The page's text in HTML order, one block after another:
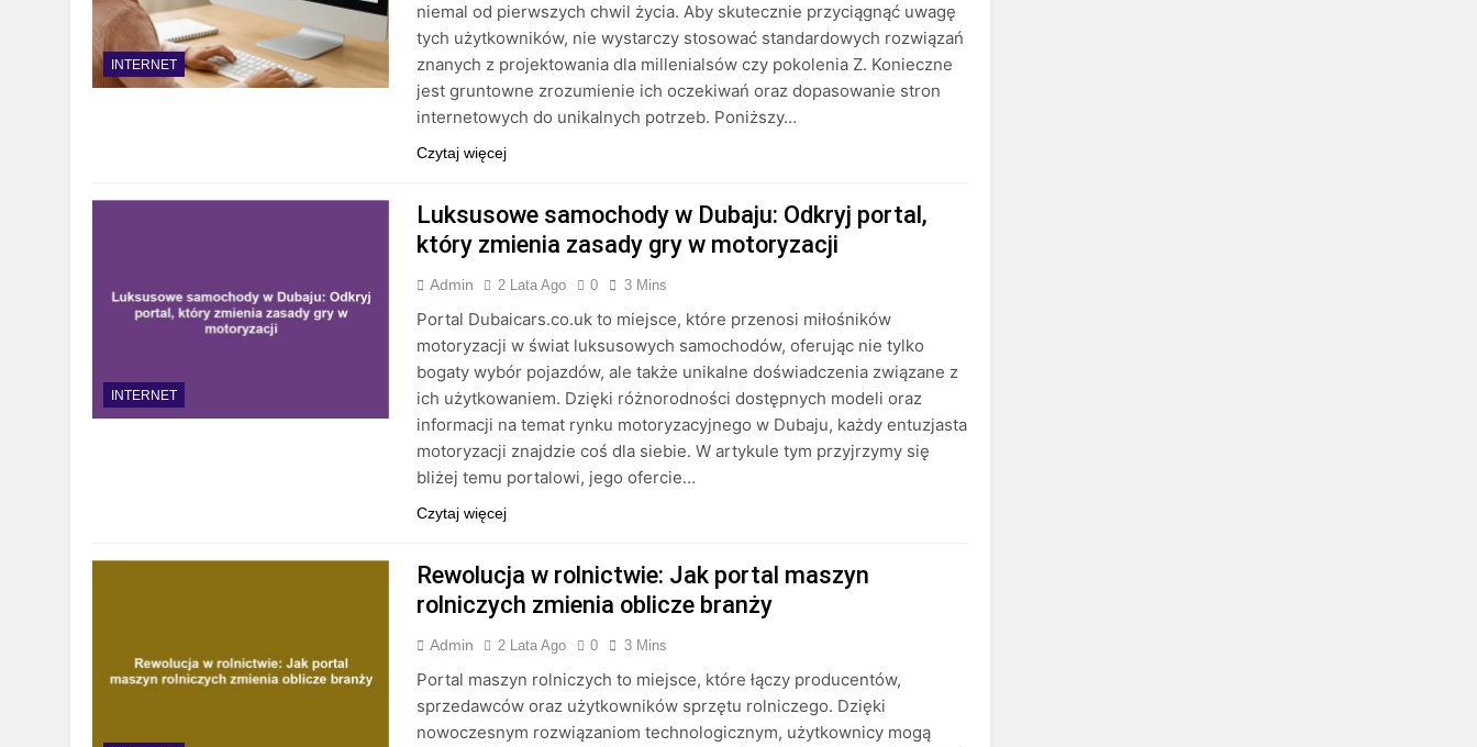
INTERNET
niemal od pierwszych chwil życia. Aby skutecznie przyciągnąć uwagę
tych użytkowników, nie wystarczy stosować standardowych rozwiązań
znanych z projektowania dla millenialsów czy pokolenia Z. Konieczne
jest gruntowne zrozumienie ich oczekiwań oraz dopasowanie stron
internetowych do unikalnych potrzeb. Poniższy…
Czytaj więcej
INTERNET
Luksusowe samochody w Dubaju: Odkryj portal,
który zmienia zasady gry w motoryzacji
Admin 2 Lata Ago 0 3 Mins
Portal Dubaicars.co.uk to miejsce, które przenosi miłośników
motoryzacji w świat luksusowych samochodów, oferując nie tylko
bogaty wybór pojazdów, ale także unikalne doświadczenia związane z
ich użytkowaniem. Dzięki różnorodności dostępnych modeli oraz
informacji na temat rynku motoryzacyjnego w Dubaju, każdy entuzjasta
motoryzacji znajdzie coś dla siebie. W artykule tym przyjrzymy się
bliżej temu portalowi, jego ofercie…
Czytaj więcej
Rewolucja w rolnictwie: Jak portal maszyn
rolniczych zmienia oblicze branży
Admin 2 Lata Ago 0 3 Mins
Portal maszyn rolniczych to miejsce, które łączy producentów,
sprzedawców oraz użytkowników sprzętu rolniczego. Dzięki
nowoczesnym rozwiązaniom technologicznym, użytkownicy mogą